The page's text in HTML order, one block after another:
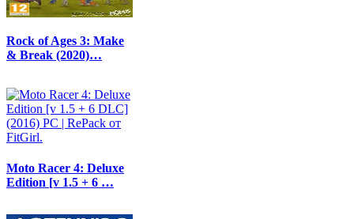
Rock of Ages 3: Make
& Break (2020)…
Moto Racer 4: Deluxe
Edition [v 1.5 + 6 …